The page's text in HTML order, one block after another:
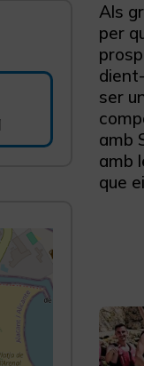
Als
per
ser
amb
amb
que